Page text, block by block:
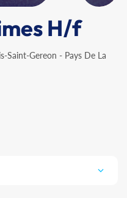
H/f
Saint-Gereon - Pays De La